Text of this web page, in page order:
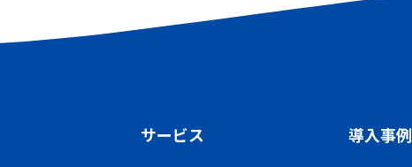
サービス 導入事例